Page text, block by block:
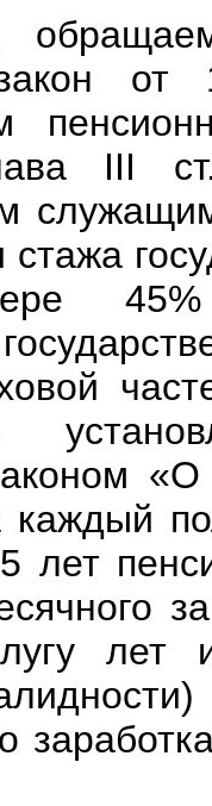
закон
III
стажа
45%
«О
лет
лет